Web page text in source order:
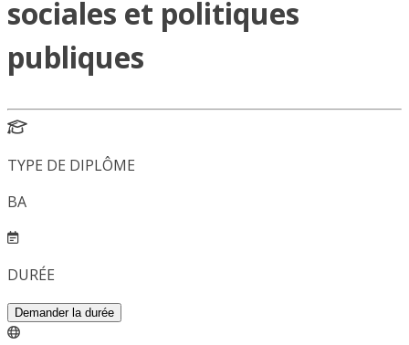
sociales et politiques
publiques
TYPE DE DIPLÔME
BA
DURÉE
Demander la durée